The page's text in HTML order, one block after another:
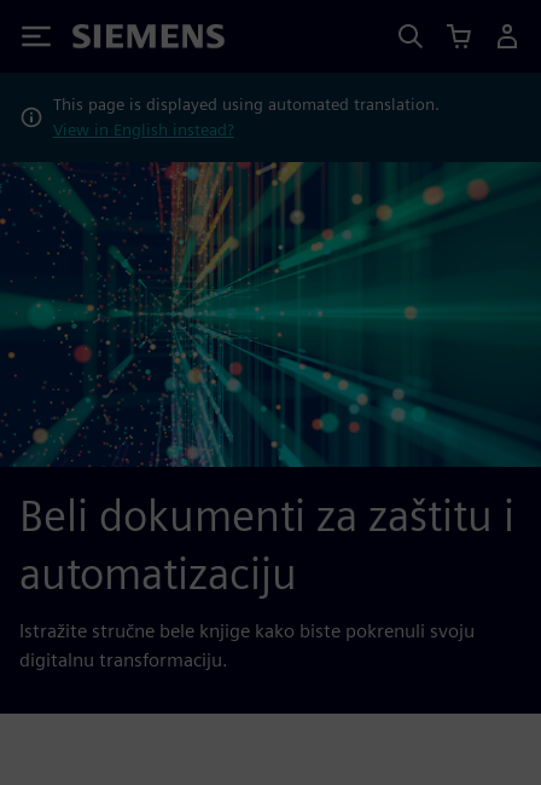
Siemens
This page is displayed using automated translation.
View in English instead?
Beli dokumenti za zaštitu i
automatizaciju
Istražite stručne bele knjige kako biste pokrenuli svoju
digitalnu transformaciju.